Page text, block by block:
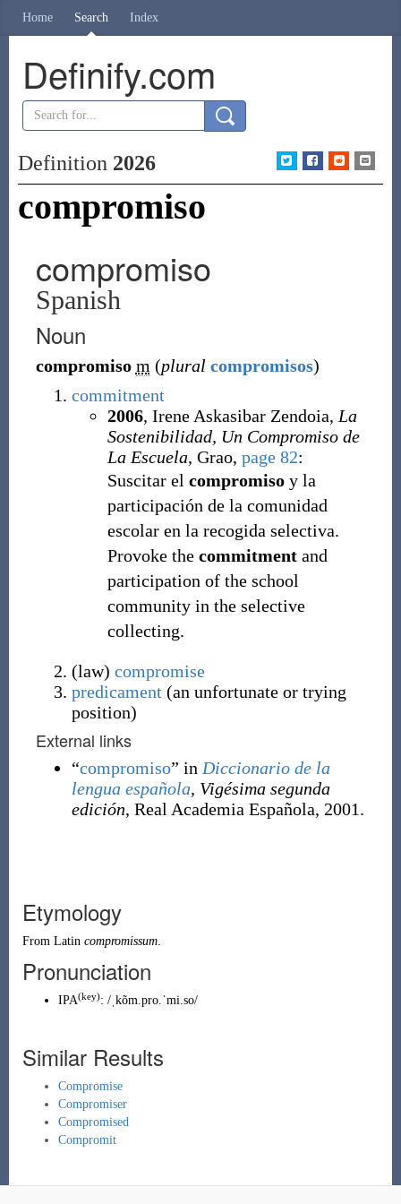
Home Search Index
Definify.com
Definition 2026
compromiso
compromiso
Spanish
Noun
compromiso m (plural compromisos)
commitment
2006, Irene Askasibar Zendoia, La
Sostenibilidad, Un Compromiso de
La Escuela, Grao, page 82:
Suscitar el compromisoy la
participación de la comunidad
escolar en la recogida selectiva.
Provoke the commitmentand
participation of the school
community in the selective
collecting.
(law) compromise
predicament (an unfortunate or trying
position)
External links
“compromiso” in Diccionario de la
lengua española, Vigésima segunda
edición, Real Academia Española, 2001.
Etymology
From Latin compromissum.
Pronunciation
IPA(key): /ˌkõm.pro.ˈmi.so/
Similar Results
Compromise
Compromiser
Compromised
Compromit